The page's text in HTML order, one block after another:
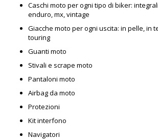
Caschi moto per ogni tipo di biker:
enduro, mx, vintage
Giacche moto per ogni uscita: in pelle, in
touring
Guanti moto
Stivali e scrape moto
Pantaloni moto
Airbag da moto
Protezioni
Kit interfono
Navigatori